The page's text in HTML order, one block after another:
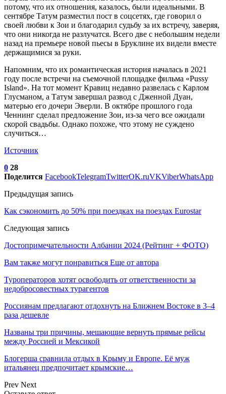
потому, что их отношения, казалось, были идеальными. В
сентябре Татум разместил пост в соцсетях, где говорил о
своей любви к Зои и благодарил судьбу за их встречу, заверяя,
что они никогда не разлучатся. Всего две с небольшим недели
назад на премьере новой пьесы в Бруклине их видели вместе
держащимися за руки.
Напомним, что их романтическая история началась в 2021
году после встречи на съемочной площадке фильма «Pussy
Island». На тот момент Кравиц недавно развелась с Карлом
Глусманом, а Татум завершал развод с Дженной Дуан,
матерью его дочери Эверли. В октябре прошлого года
Ченнинг сделал предложение Зои, из-за чего все ожидали
скорой свадьбы. Однако похоже, что этому не суждено
случиться…
Источник
0 28
Поделится FacebookTelegramTwitterOK.ruVKViberWhatsApp
Предыдущая запись
Как сэкономить до 50% при поездках на поездах Eurostar
Следующая запись
Достопримечательности Албании 2024 (Рейтинг + ФОТО)
Вам также могут понравиться Еще от автора
Туроператоров хотят освободить от ответственности за
недобросовестных турагентов
Россиянам предлагают отдохнуть на Ближнем Востоке в 3–4
раза дешевле
Названы три причины, мешающие вернуть прямые рейсы
между Россией и Мексикой
Блогерша сравнила отдых в Крыму и Европе. Её муж
итальянец предпочитает крымские…
Prev Next